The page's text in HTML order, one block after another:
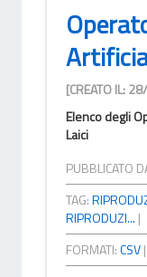
[CREATO IL:
Elenco degli
Laici
PUBBLICATO
TAG:
RIPRODUZI... |
FORMATI:CSV|